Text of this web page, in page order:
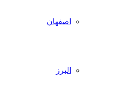
اصفهان
البرز